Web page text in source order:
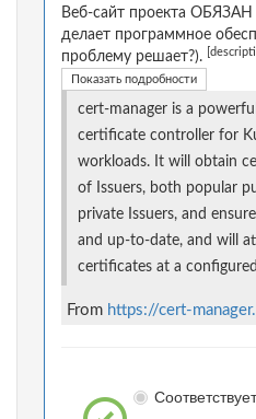
Веб-сайт проекта ОБЯЗАН
делает программное
проблему решает?).
Показать подробности
cert-manager is a
certificate controller for
workloads. It will obtain
of Issuers, both popular
private Issuers, and
and up-to-date, and will
certificates at a
From https://cert-
Соответствует